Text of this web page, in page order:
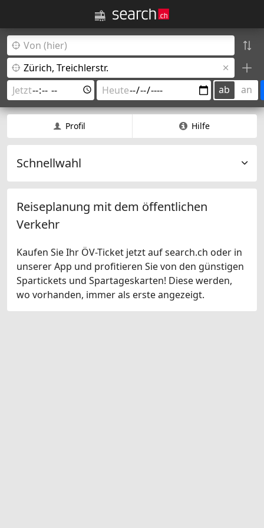
ab an
Profil Hilfe
Schnellwahl
Reiseplanung mit dem öffentlichen
Verkehr
Kaufen Sie Ihr ÖV-Ticket jetzt auf search.ch oder in
unserer App und profitieren Sie von den günstigen
Spartickets und Spartageskarten! Diese werden,
wo vorhanden, immer als erste angezeigt.